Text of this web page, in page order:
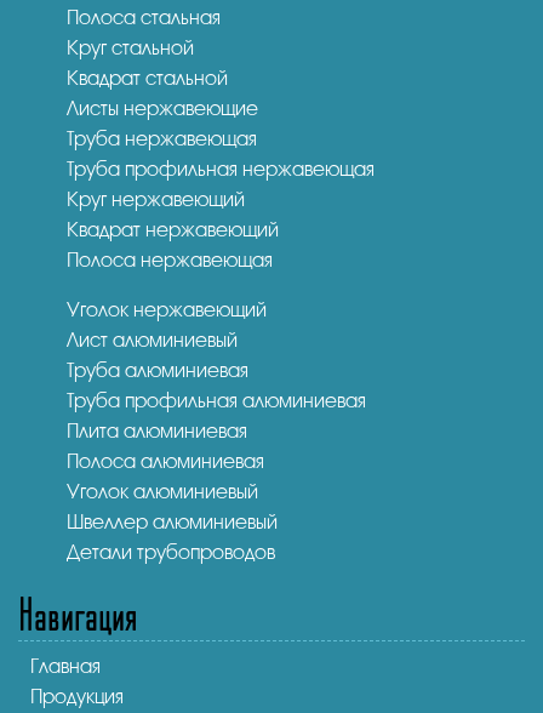
Полоса стальная
Круг стальной
Квадрат стальной
Листы нержавеющие
Труба нержавеющая
Труба профильная нержавеющая
Круг нержавеющий
Квадрат нержавеющий
Полоса нержавеющая
Уголок нержавеющий
Лист алюминиевый
Труба алюминиевая
Труба профильная алюминиевая
Плита алюминиевая
Полоса алюминиевая
Уголок алюминиевый
Швеллер алюминиевый
Детали трубопроводов
Навигация
Главная
Продукция